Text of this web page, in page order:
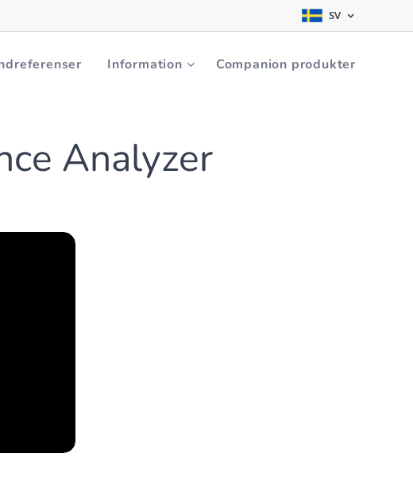
SV
Information Companion produkter
Analyzer